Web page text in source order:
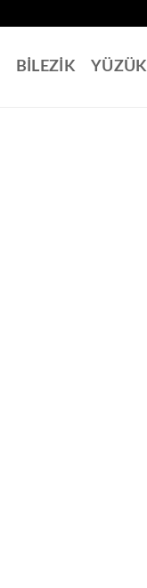
BİLEZİK YÜZÜK